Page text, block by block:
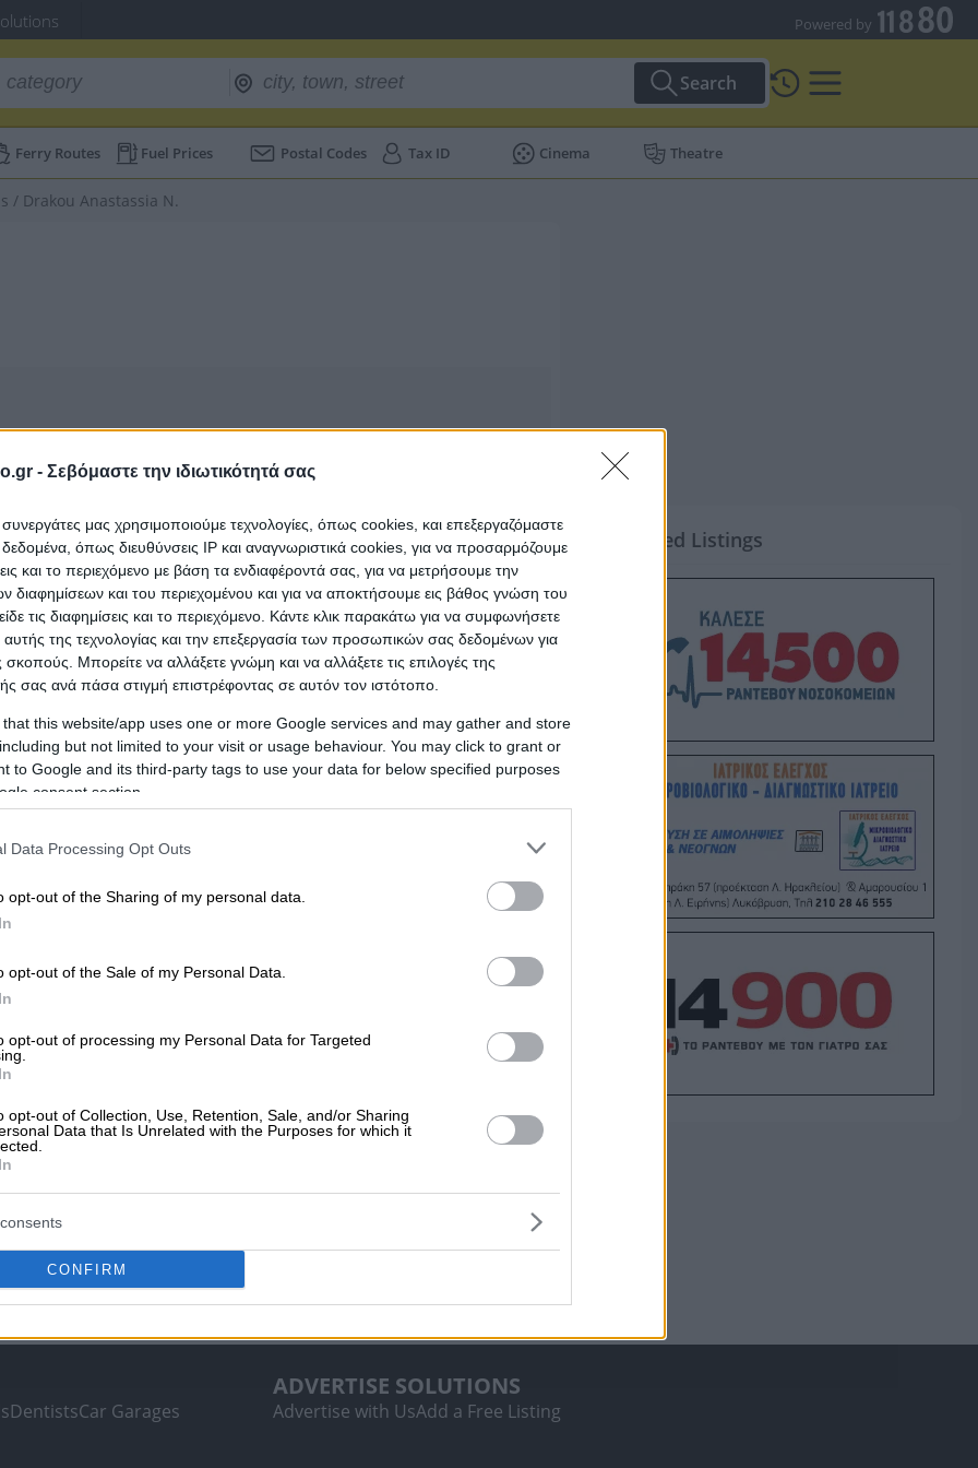
- Σεβόμαστε την ιδιωτικότητά σας
συνεργάτες μας χρησιμοποιούμε τεχνολογίες, όπως cookies, και επεξεργαζόμαστε
όπως διευθύνσεις IP και αναγνωριστικά cookies, για να προσαρμόζουμε
και το περιεχόμενο με βάση τα ενδιαφέροντά σας, για να μετρήσουμε την
διαφημίσεων και του περιεχομένου και για να αποκτήσουμε εις βάθος γνώση του
τις διαφημίσεις και το περιεχόμενο. Κάντε κλικ παρακάτω για να συμφωνήσετε
της τεχνολογίας και την επεξεργασία των προσωπικών σας δεδομένων για
Μπορείτε να αλλάξετε γνώμη και να αλλάξετε τις επιλογές της
σας ανά πάσα στιγμή επιστρέφοντας σε αυτόν τον ιστότοπο.
that this website/app uses one or more Google services and may gather and store
but not limited to your visit or usage behaviour. You may click to grant or
to Google and its third-party tags to use your data for below specified purposes
consent section.
Data Processing Opt Outs
opt-out of the Sharing of my personal data.
opt-out of the Sale of my Personal Data.
opt-out of processing my Personal Data for Targeted
opt-out of Collection, Use, Retention, Sale, and/or Sharing
Data that Is Unrelated with the Purposes for which it
CONFIRM
Powered by
Search
Ferry Routes Fuel Prices Postal Codes Tax ID Cinema Theatre
/ Drakou Anastassia N.
N.which belongs to the bussiness category
any reviews yet
first to share your experience and help other users make
Featured Listings
DentistsCar Garages
ADVERTISE SOLUTIONS
Advertise with UsAdd a Free Listing